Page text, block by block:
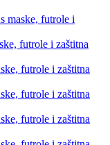
maske, futrole i
futrole i zaštitna
futrole i zaštitna
futrole i zaštitna
futrole i zaštitna